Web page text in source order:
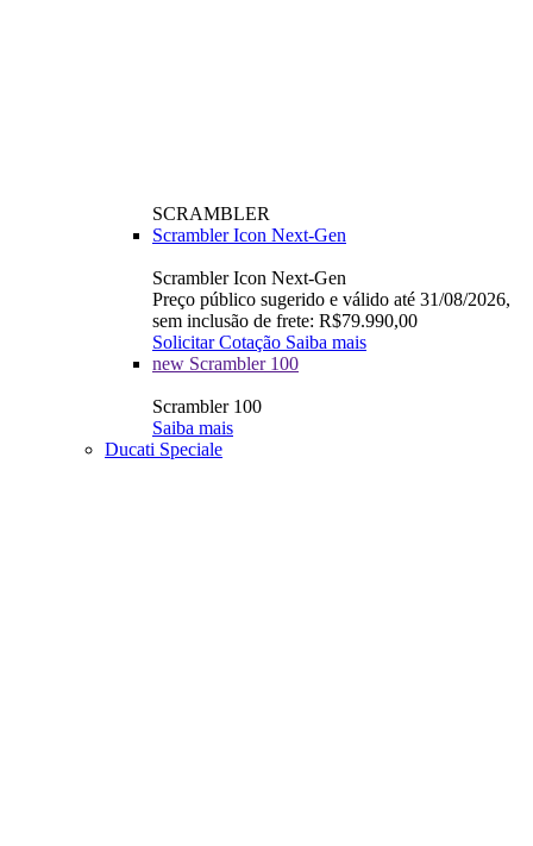
SCRAMBLER
Scrambler Icon Next-Gen
Scrambler Icon Next-Gen
Preço público sugerido e válido até 31/08/2026,
sem inclusão de frete: R$79.990,00
Solicitar Cotação Saiba mais
new Scrambler 100
Scrambler 100
Saiba mais
Ducati Speciale